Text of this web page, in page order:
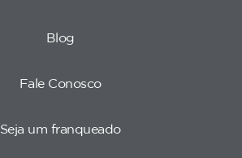
Blog
Fale Conosco
Seja um franqueado